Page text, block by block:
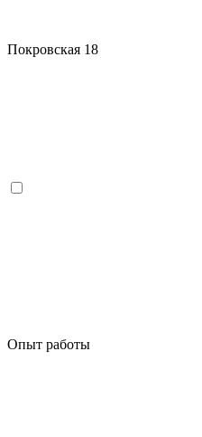
Покровская 18
Опыт работы